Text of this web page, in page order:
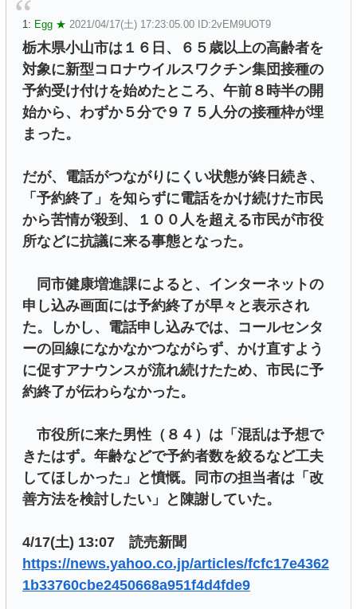
1: Egg ★ 2021/04/17(土) 17:23:05.00 ID:2vEM9UOT9
栃木県小山市は１６日、６５歳以上の高齢者を
対象に新型コロナウイルスワクチン集団接種の
予約受け付けを始めたところ、午前８時半の開
始から、わずか５分で９７５人分の接種枠が埋
まった。
だが、電話がつながりにくい状態が終日続き、
「予約終了」を知らずに電話をかけ続けた市民
から苦情が殺到、１００人を超える市民が市役
所などに抗議に来る事態となった。
同市健康増進課によると、インターネットの
申し込み画面には予約終了が早々と表示され
た。しかし、電話申し込みでは、コールセンタ
ーの回線になかなかつながらず、かけ直すよう
に促すアナウンスが流れ続けたため、市民に予
約終了が伝わらなかった。
市役所に来た男性（８４）は「混乱は予想で
きたはず。年齢などで予約者数を絞るなど工夫
してほしかった」と憤慨。同市の担当者は「改
善方法を検討したい」と陳謝していた。
4/17(土) 13:07 読売新聞
https://news.yahoo.co.jp/articles/fcfc17e4362
1b33760cbe2450668a951f4d4fde9